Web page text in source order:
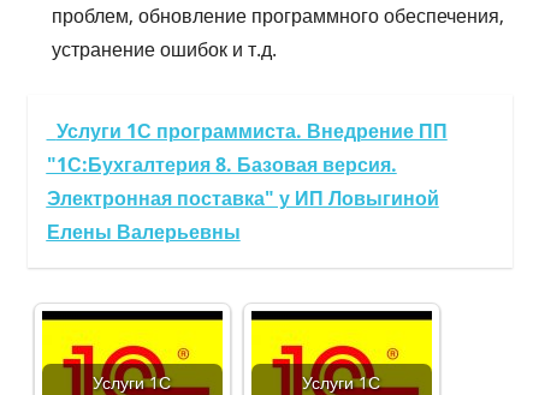
проблем, обновление программного обеспечения,
устранение ошибок и т.д.
Услуги 1С программиста. Внедрение ПП
"1С:Бухгалтерия 8. Базовая версия.
Электронная поставка" у ИП Ловыгиной
Елены Валерьевны
Услуги 1С
Услуги 1С